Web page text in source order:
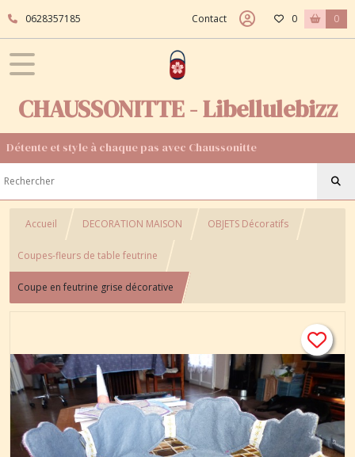
0628357185 Contact 0 0
CHAUSSONITTE - Libellulebizz
Détente et style à chaque pas avec Chaussonitte
Accueil DECORATION MAISON OBJETS Décoratifs
Coupes-fleurs de table feutrine
Coupe en feutrine grise décorative